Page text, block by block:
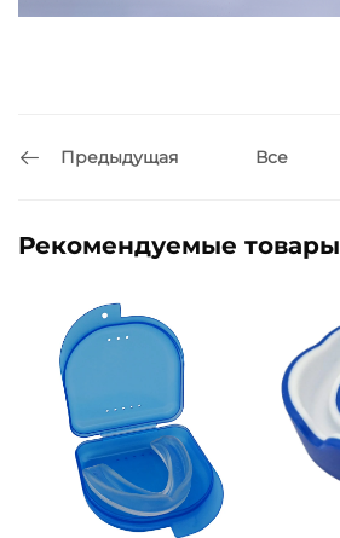
Предыдущая Все
Рекомендуемые товары